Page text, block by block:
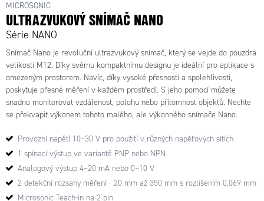
MICROSONIC
ULTRAZVUKOVÝ SNÍMAČ NANO
Série NANO
Snímač Nano je revoluční ultrazvukový snímač, který se vejde do pouzdra
velikosti M12. Díky svému kompaktnímu designu je ideální pro aplikace s
omezeným prostorem. Navíc, díky vysoké přesnosti a spolehlivosti,
poskytuje přesné měření v každém prostředí. S jeho pomocí můžete
snadno monitorovat vzdálenost, polohu nebo přítomnost objektů. Nechte
se překvapit výkonem tohoto malého, ale výkonného snímače Nano.
Provozní napětí 10–30 V pro použití v různých napěťových sítích
1 spínací výstup ve variantě PNP nebo NPN
Analogový výstup 4–20 mA nebo 0–10 V
2 detekční rozsahy měření - 20 mm až 350 mm s rozlišením 0,069 mm
Microsonic Teach-in na 2 pin